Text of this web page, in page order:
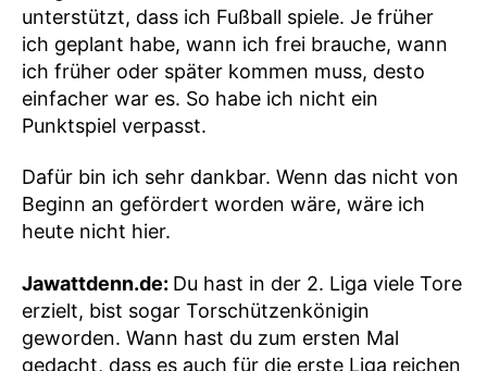
unterstützt, dass ich Fußball spiele. Je früher
ich geplant habe, wann ich frei brauche, wann
ich früher oder später kommen muss, desto
einfacher war es. So habe ich nicht ein
Punktspiel verpasst.
Dafür bin ich sehr dankbar. Wenn das nicht von
Beginn an gefördert worden wäre, wäre ich
heute nicht hier.
Jawattdenn.de: Du hast in der 2. Liga viele Tore
erzielt, bist sogar Torschützenkönigin
geworden. Wann hast du zum ersten Mal
gedacht, dass es auch für die erste Liga reichen